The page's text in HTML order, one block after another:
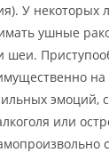
У
ушные
шеи.
на
эмоций,
или